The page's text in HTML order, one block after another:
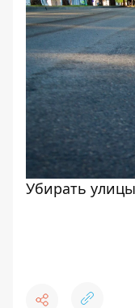
Убирать